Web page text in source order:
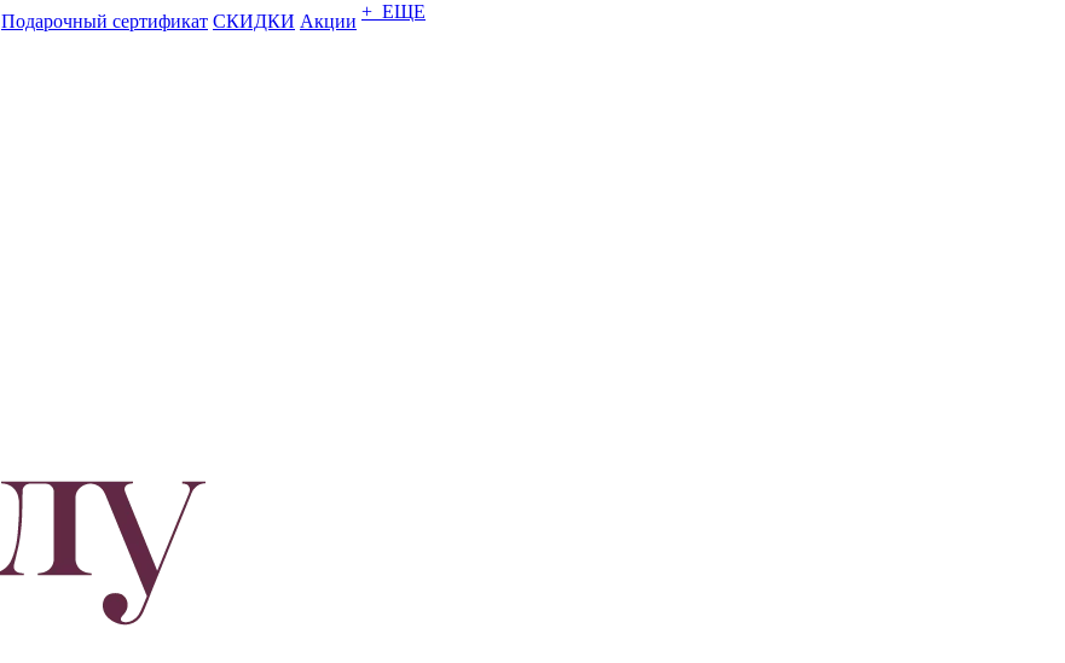
Подарочный сертификат СКИДКИ Акции + ЕЩЕ